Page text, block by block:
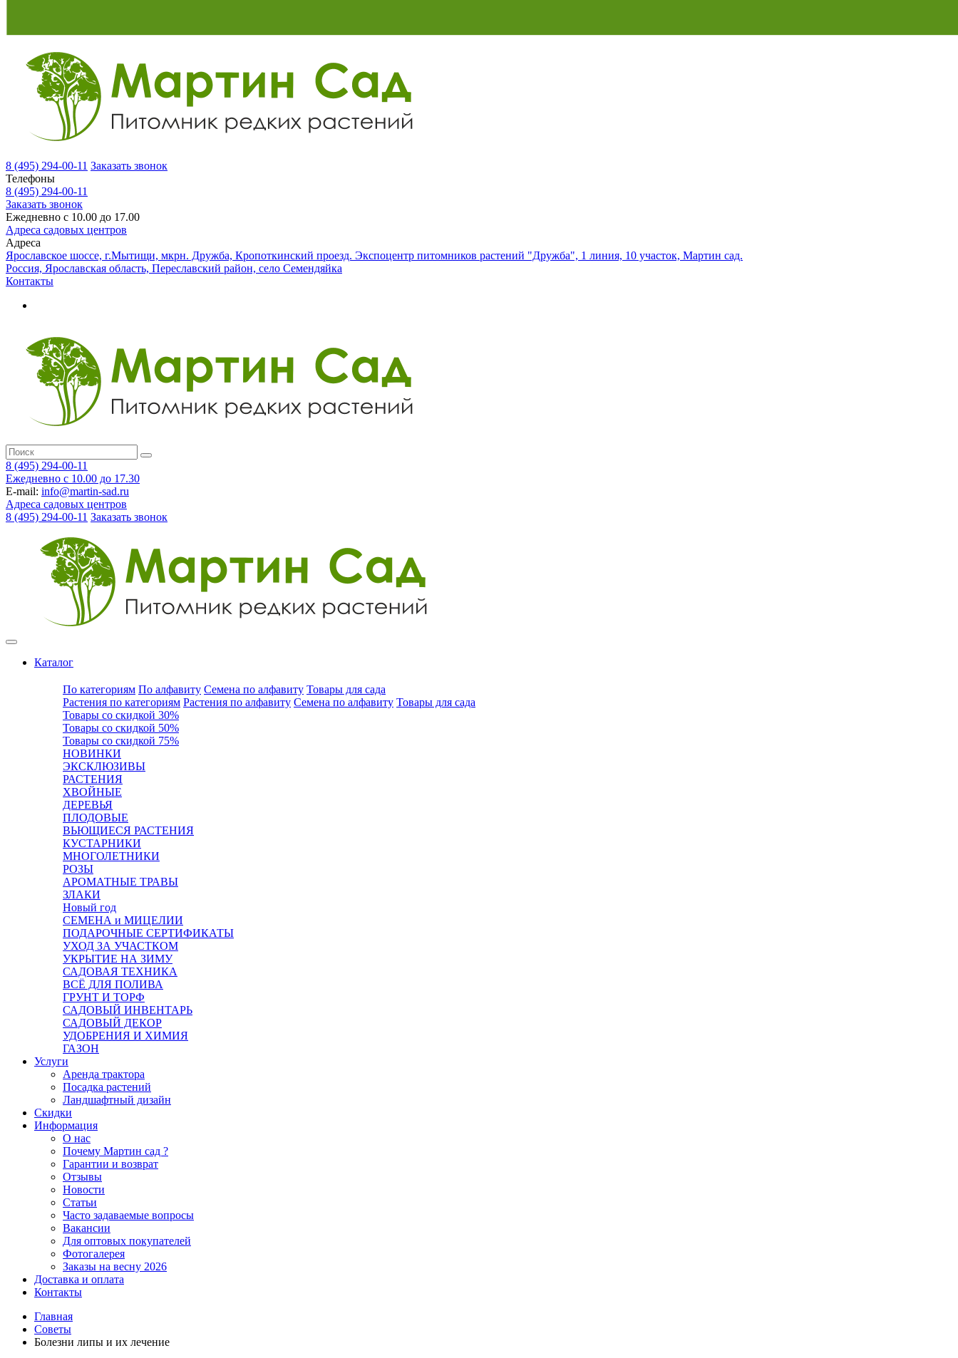
8 (495) 294-00-11 Заказать звонок
Телефоны
8 (495) 294-00-11
Заказать звонок
Ежедневно с 10.00 до 17.00
Адреса садовых центров
Адреса
Ярославское шоссе, г.Мытищи, мкрн. Дружба, Кропоткинский проезд. Экспоцентр питомников растений "Дружба", 1 линия, 10 участок, Мартин сад.
Россия, Ярославская область, Переславский район, село Семендяйка
Контакты
8 (495) 294-00-11
Ежедневно с 10.00 до 17.30
E-mail: info@martin-sad.ru
Адреса садовых центров
8 (495) 294-00-11 Заказать звонок
Каталог
По категориям По алфавиту Семена по алфавиту Товары для сада
Растения по категориям Растения по алфавиту Семена по алфавиту Товары для сада
Товары со скидкой 30%
Товары со скидкой 50%
Товары со скидкой 75%
НОВИНКИ
ЭКСКЛЮЗИВЫ
РАСТЕНИЯ
ХВОЙНЫЕ
ДЕРЕВЬЯ
ПЛОДОВЫЕ
ВЬЮЩИЕСЯ РАСТЕНИЯ
КУСТАРНИКИ
МНОГОЛЕТНИКИ
РОЗЫ
АРОМАТНЫЕ ТРАВЫ
ЗЛАКИ
Новый год
СЕМЕНА и МИЦЕЛИИ
ПОДАРОЧНЫЕ СЕРТИФИКАТЫ
УХОД ЗА УЧАСТКОМ
УКРЫТИЕ НА ЗИМУ
САДОВАЯ ТЕХНИКА
ВСЁ ДЛЯ ПОЛИВА
ГРУНТ И ТОРФ
САДОВЫЙ ИНВЕНТАРЬ
САДОВЫЙ ДЕКОР
УДОБРЕНИЯ И ХИМИЯ
ГАЗОН
Услуги
Аренда трактора
Посадка растений
Ландшафтный дизайн
Скидки
Информация
О нас
Почему Мартин сад ?
Гарантии и возврат
Отзывы
Новости
Статьи
Часто задаваемые вопросы
Вакансии
Для оптовых покупателей
Фотогалерея
Заказы на весну 2026
Доставка и оплата
Контакты
Главная
Советы
Болезни липы и их лечение